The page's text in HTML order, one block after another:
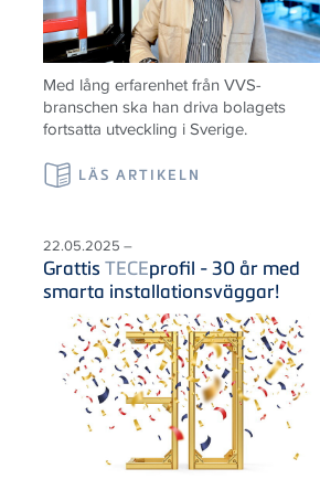
Med lång erfarenhet från VVS-
branschen ska han driva bolagets
fortsatta utveckling i Sverige.
LÄS ARTIKELN
22.05.2025 –
Grattis TECEprofil - 30 år med
smarta installationsväggar!